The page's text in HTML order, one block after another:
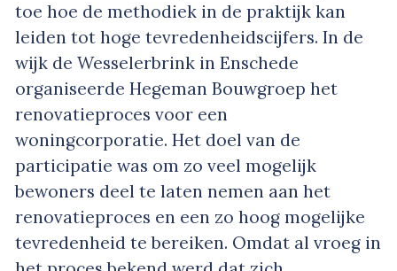
toe hoe de methodiek in de praktijk kan
leiden tot hoge tevredenheidscijfers. In de
wijk de Wesselerbrink in Enschede
organiseerde Hegeman Bouwgroep het
renovatieproces voor een
woningcorporatie. Het doel van de
participatie was om zo veel mogelijk
bewoners deel te laten nemen aan het
renovatieproces en een zo hoog mogelijke
tevredenheid te bereiken. Omdat al vroeg in